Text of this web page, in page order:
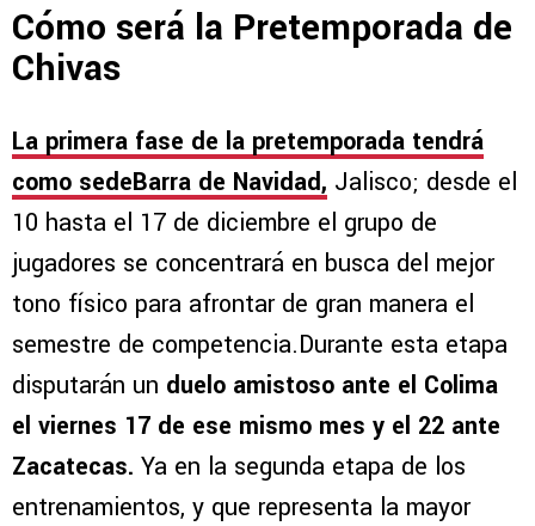
Cómo será la Pretemporada de
Chivas
La primera fase de la pretemporada tendrá
como sedeBarra de Navidad, Jalisco; desde el
10 hasta el 17 de diciembre el grupo de
jugadores se concentrará en busca del mejor
tono físico para afrontar de gran manera el
semestre de competencia.Durante esta etapa
disputarán un duelo amistoso ante el Colima
el viernes 17 de ese mismo mes y el 22 ante
Zacatecas. Ya en la segunda etapa de los
entrenamientos, y que representa la mayor